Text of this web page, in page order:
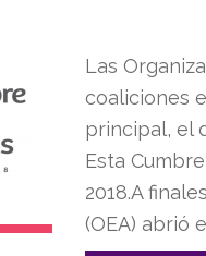
Las
coaliciones
principal, el
Esta
2018.A
(OEA) abrió